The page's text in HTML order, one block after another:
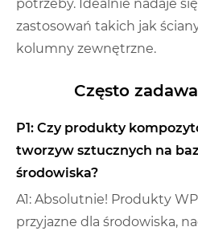
potrzeby. Idealnie nadaje
zastosowań takich jak
kolumny zewnętrzne.
Często
P1: Czy produkty
tworzyw sztucznych na
środowiska?
A1: Absolutnie! Produkty
przyjazne dla środowiska,